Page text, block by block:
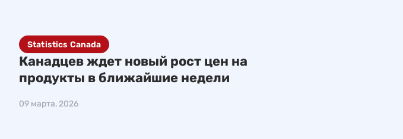
Канадцев ждет новый рост цен на
продукты в ближайшие недели
09 марта, 2026
Statistics Canada